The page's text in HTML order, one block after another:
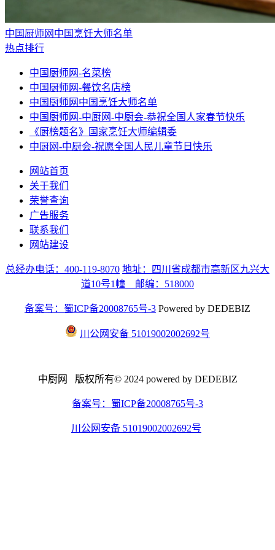
中国厨师网中国烹饪大师名单
热点排行
中国厨师网-名菜榜
中国厨师网-餐饮名店榜
中国厨师网中国烹饪大师名单
中国厨师网-中厨网-中厨会-恭祝全国人家春节快乐
《厨榜题名》国家烹饪大师编辑委
中厨网-中厨会-祝愿全国人民儿童节日快乐
网站首页
关于我们
荣誉查询
广告服务
联系我们
网站建设
总经办电话：400-119-8070 地址：四川省成都市高新区九兴大
道10号1幢 邮编：518000
备案号：蜀ICP备20008765号-3 Powered by DEDEBIZ
川公网安备 51019002002692号
中厨网 版权所有© 2024 powered by DEDEBIZ
备案号：蜀ICP备20008765号-3
川公网安备 51019002002692号